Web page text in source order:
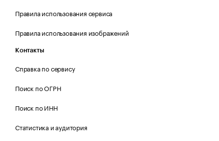
Правила использования сервиса
Правила использования изображений
Контакты
Справка по сервису
Поиск по ОГРН
Поиск по ИНН
Статистика и аудитория